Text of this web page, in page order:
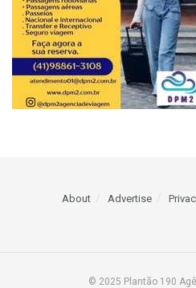
About Advertise
© 2025 Plantão 190